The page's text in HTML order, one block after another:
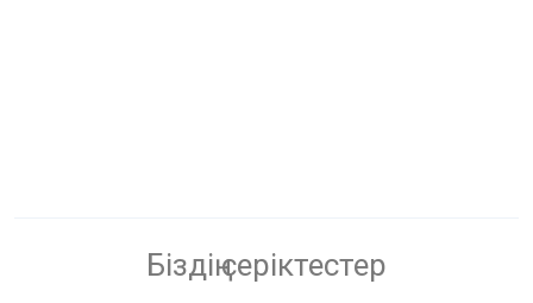
Біздің серіктестер